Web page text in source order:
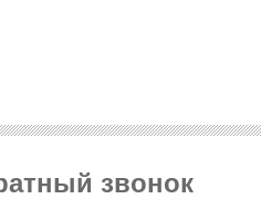
звонок